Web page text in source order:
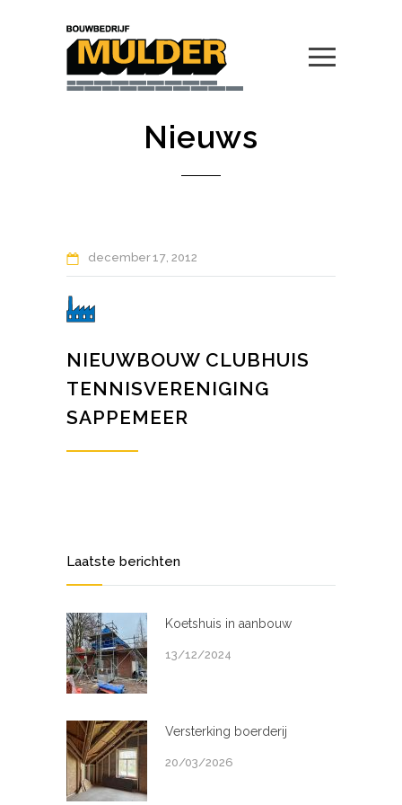
Nieuws
december17 2012
NIEUWBOUW CLUBHUIS
TENNISVERENIGING
SAPPEMEER
Laatste berichten
Koetshuis in aanbouw
13/12/2024
Versterking boerderij
20/03/2026